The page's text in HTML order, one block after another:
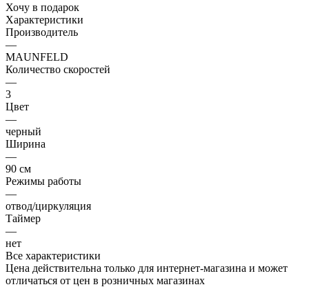
Хочу в подарок
Характеристики
Производитель
—
MAUNFELD
Количество скоростей
—
3
Цвет
—
черный
Ширина
—
90 см
Режимы работы
—
отвод/циркуляция
Таймер
—
нет
Все характеристики
Цена действительна только для интернет-магазина и может
отличаться от цен в розничных магазинах